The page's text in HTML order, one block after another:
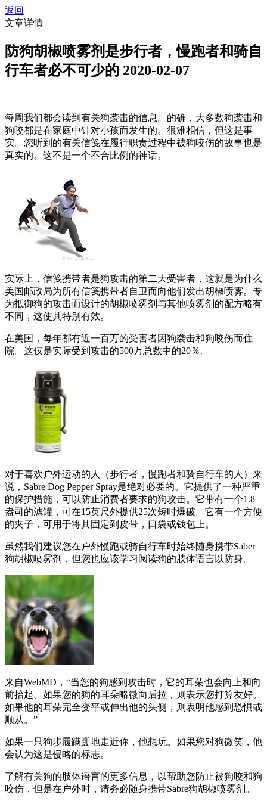
返回
文章详情
防狗胡椒喷雾剂是步行者，慢跑者和骑自
行车者必不可少的 2020-02-07
每周我们都会读到有关狗袭击的信息。的确，大多数狗袭击和
狗咬都是在家庭中针对小孩而发生的。很难相信，但这是事
实。您听到的有关信笺在履行职责过程中被狗咬伤的故事也是
真实的。这不是一个不合比例的神话。
实际上，信笺携带者是狗攻击的第二大受害者，这就是为什么
美国邮政局为所有信笺携带者自卫而向他们发出胡椒喷雾。专
为抵御狗的攻击而设计的胡椒喷雾剂与其他喷雾剂的配方略有
不同，这使其特别有效。
在美国，每年都有近一百万的受害者因狗袭击和狗咬伤而住
院。这仅是实际受到攻击的500万总数中的20％。
对于喜欢户外运动的人（步行者，慢跑者和骑自行车的人）来
说，Sabre Dog Pepper Spray是绝对必要的。它提供了一种严重
的保护措施，可以防止消费者要求的狗攻击。它带有一个1.8
盎司的滤罐，可在15英尺外提供25次短时爆破。它有一个方便
的夹子，可用于将其固定到皮带，口袋或钱包上。
虽然我们建议您在户外慢跑或骑自行车时始终随身携带Saber
狗胡椒喷雾剂，但您也应该学习阅读狗的肢体语言以防身。
来自WebMD，“当您的狗感到攻击时，它的耳朵也会向上和向
前抬起。如果您的狗的耳朵略微向后拉，则表示您打算友好。
如果他的耳朵完全变平或伸出他的头侧，则表明他感到恐惧或
顺从。”
如果一只狗步履蹒跚地走近你，他想玩。如果您对狗微笑，他
会认为这是侵略的标志。
了解有关狗的肢体语言的更多信息，以帮助您防止被狗咬和狗
咬伤，但是在户外时，请务必随身携带Sabre狗胡椒喷雾剂。